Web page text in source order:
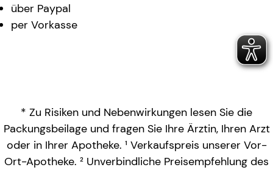
über Paypal
per Vorkasse
* Zu Risiken und Nebenwirkungen lesen Sie die
Packungsbeilage und fragen Sie Ihre Ärztin, Ihren Arzt
oder in Ihrer Apotheke. ¹ Verkaufspreis unserer Vor-
Ort-Apotheke. ² Unverbindliche Preisempfehlung des